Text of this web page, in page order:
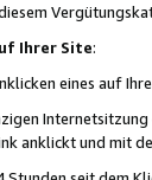
Ihrer Site:
eines auf
Internetsitzung
anklickt und mit